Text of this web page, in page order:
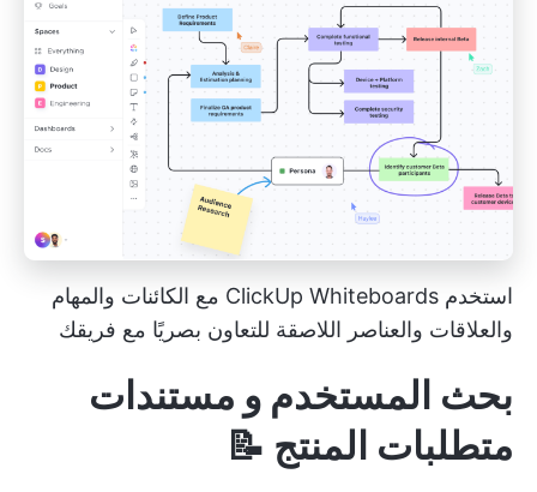
استخدم ClickUp Whiteboards مع الكائنات والمهام
والعلاقات والعناصر اللاصقة للتعاون بصريًا مع فريقك
بحث المستخدم و مستندات
متطلبات المنتج 📝